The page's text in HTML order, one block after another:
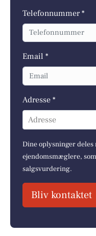
Telefonnummer *
Email *
Adresse *
Adresse
Dine oplysninger
ejendomsmæglere,
salgsvurdering.
Bliv kontaktet